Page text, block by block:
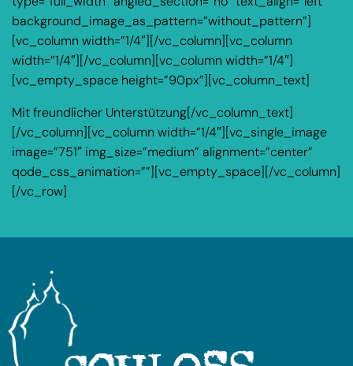
background_image_as_pattern=”without_pattern”]
[vc_column width=”1/4″][/vc_column][vc_column
width=”1/4″][/vc_column][vc_column width=”1/4″]
[vc_empty_space height=”90px”][vc_column_text]
Mit freundlicher Unterstützung[/vc_column_text]
[/vc_column][vc_column width=”1/4″][vc_single_image
image=”751″ img_size=”medium” alignment=”center”
qode_css_animation=””][vc_empty_space][/vc_column]
[/vc_row]